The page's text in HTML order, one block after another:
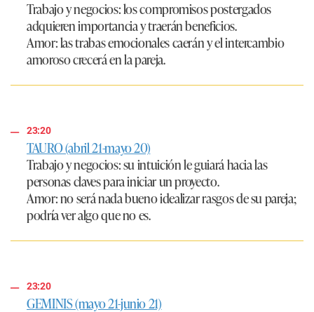
Trabajo y negocios:los compromisos postergados
adquieren importancia y traerán beneficios.
Amor:las trabas emocionales caerán y el intercambio
amoroso crecerá en la pareja.
23:20
TAURO (abril 21-mayo 20)
Trabajo y negocios:su intuición le guiará hacia las
personas claves para iniciar un proyecto.
Amor:no será nada bueno idealizar rasgos de su pareja;
podría ver algo que no es.
23:20
GEMINIS (mayo 21-junio 21)